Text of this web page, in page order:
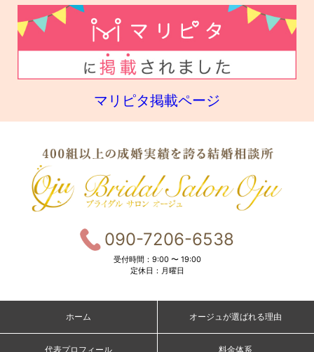
マリピタ掲載ページ
090-7206-6538
受付時間：9:00 〜 19:00
定休日：月曜日
ホーム オージュが選ばれる理由
代表プロフィール 料金体系